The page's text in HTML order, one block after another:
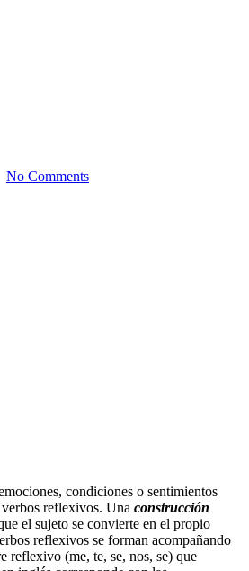
No Comments
condiciones o sentimientos
reflexivos. Una construcción
el sujeto se convierte en el propio
reflexivos se forman acompañando
reflexivo (me, te, se, nos, se) que